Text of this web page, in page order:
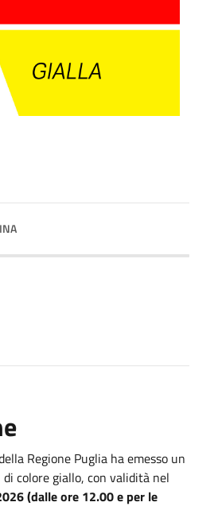
Regione Puglia ha emesso un
colore giallo, con validità nel
(dalle ore 12.00 e per le